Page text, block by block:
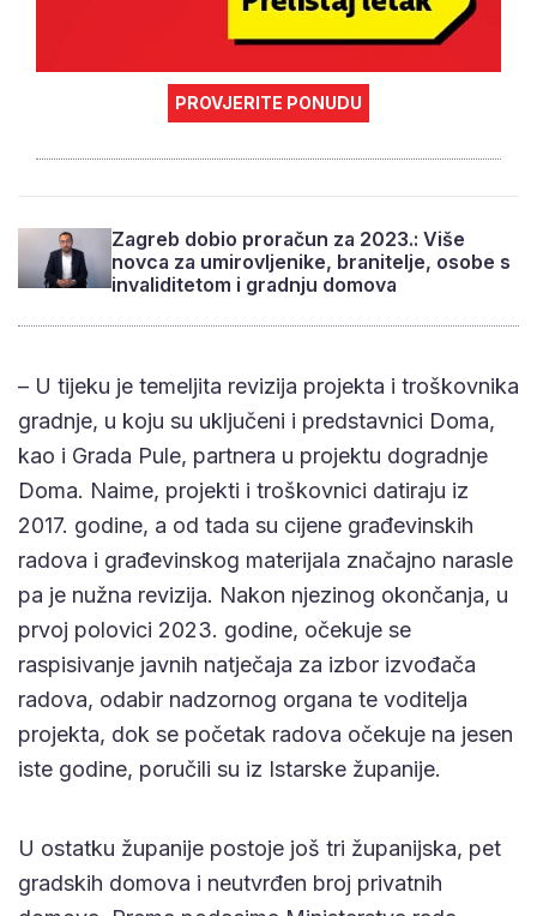
PROVJERITE PONUDU
Zagreb dobio proračun za 2023.: Više
novca za umirovljenike, branitelje, osobe s
invaliditetom i gradnju domova
– U tijeku je temeljita revizija projekta i troškovnika
gradnje, u koju su uključeni i predstavnici Doma,
kao i Grada Pule, partnera u projektu dogradnje
Doma. Naime, projekti i troškovnici datiraju iz
2017. godine, a od tada su cijene građevinskih
radova i građevinskog materijala značajno narasle
pa je nužna revizija. Nakon njezinog okončanja, u
prvoj polovici 2023. godine, očekuje se
raspisivanje javnih natječaja za izbor izvođača
radova, odabir nadzornog organa te voditelja
projekta, dok se početak radova očekuje na jesen
iste godine, poručili su iz Istarske županije.
U ostatku županije postoje još tri županijska, pet
gradskih domova i neutvrđen broj privatnih